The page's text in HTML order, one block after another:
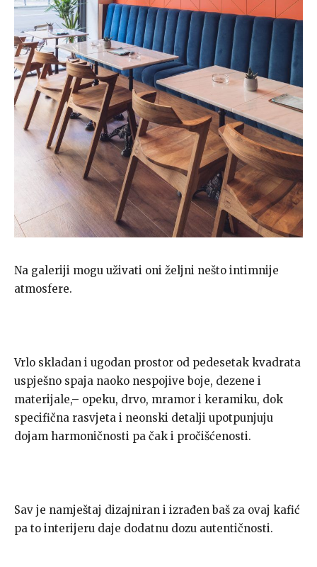
Na galeriji mogu uživati oni željni nešto intimnije
atmosfere.
Vrlo skladan i ugodan prostor od pedesetak kvadrata
uspješno spaja naoko nespojive boje, dezene i
materijale,– opeku, drvo, mramor i keramiku, dok
specifična rasvjeta i neonski detalji upotpunjuju
dojam harmoničnosti pa čak i pročišćenosti.
Sav je namještaj dizajniran i izrađen baš za ovaj kafić
pa to interijeru daje dodatnu dozu autentičnosti.